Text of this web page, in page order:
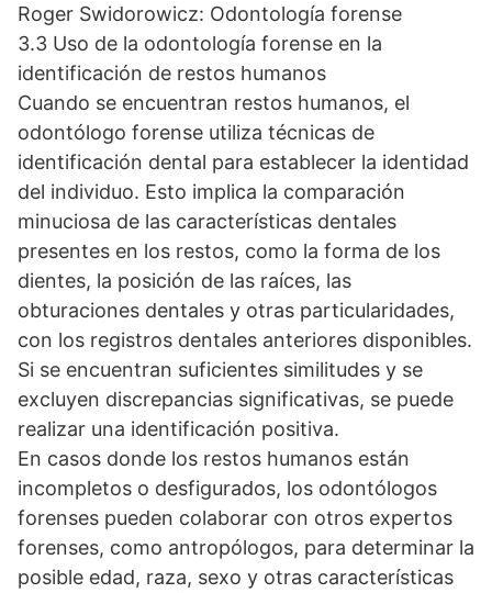
Roger Swidorowicz: Odontología forense
3.3 Uso de la odontología forense en la
identificación de restos humanos
Cuando se encuentran restos humanos, el
odontólogo forense utiliza técnicas de
identificación dental para establecer la identidad
del individuo. Esto implica la comparación
minuciosa de las características dentales
presentes en los restos, como la forma de los
dientes, la posición de las raíces, las
obturaciones dentales y otras particularidades,
con los registros dentales anteriores disponibles.
Si se encuentran suficientes similitudes y se
excluyen discrepancias significativas, se puede
realizar una identificación positiva.
En casos donde los restos humanos están
incompletos o desfigurados, los odontólogos
forenses pueden colaborar con otros expertos
forenses, como antropólogos, para determinar la
posible edad, raza, sexo y otras características